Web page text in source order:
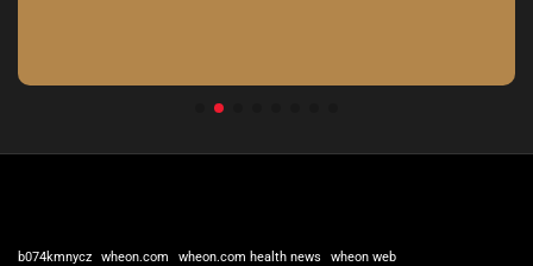
b074kmnycz wheon.com wheon.com health news wheon web